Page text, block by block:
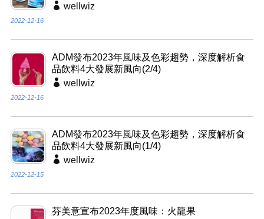
wellwiz
2022-12-16
ADM發布2023年風味及色彩趨勢，深度解析食
品飲料4大發展新風向(2/4)
wellwiz
2022-12-16
ADM發布2023年風味及色彩趨勢，深度解析食
品飲料4大發展新風向(1/4)
wellwiz
2022-12-15
芬美意宣布2023年度風味：火龍果